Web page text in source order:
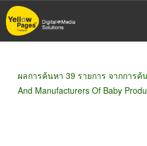
ข้าม
ไป
ผลการค้นหา 39 รายการ จากการ
And Manufacturers Of Baby